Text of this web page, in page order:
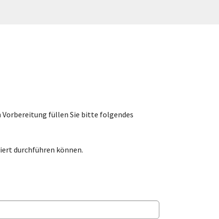
Vorbereitung füllen Sie bitte folgendes
durchführen können.